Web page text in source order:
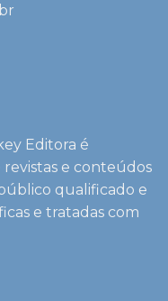
Editora é
e conteúdos
qualificado e
e tratadas com